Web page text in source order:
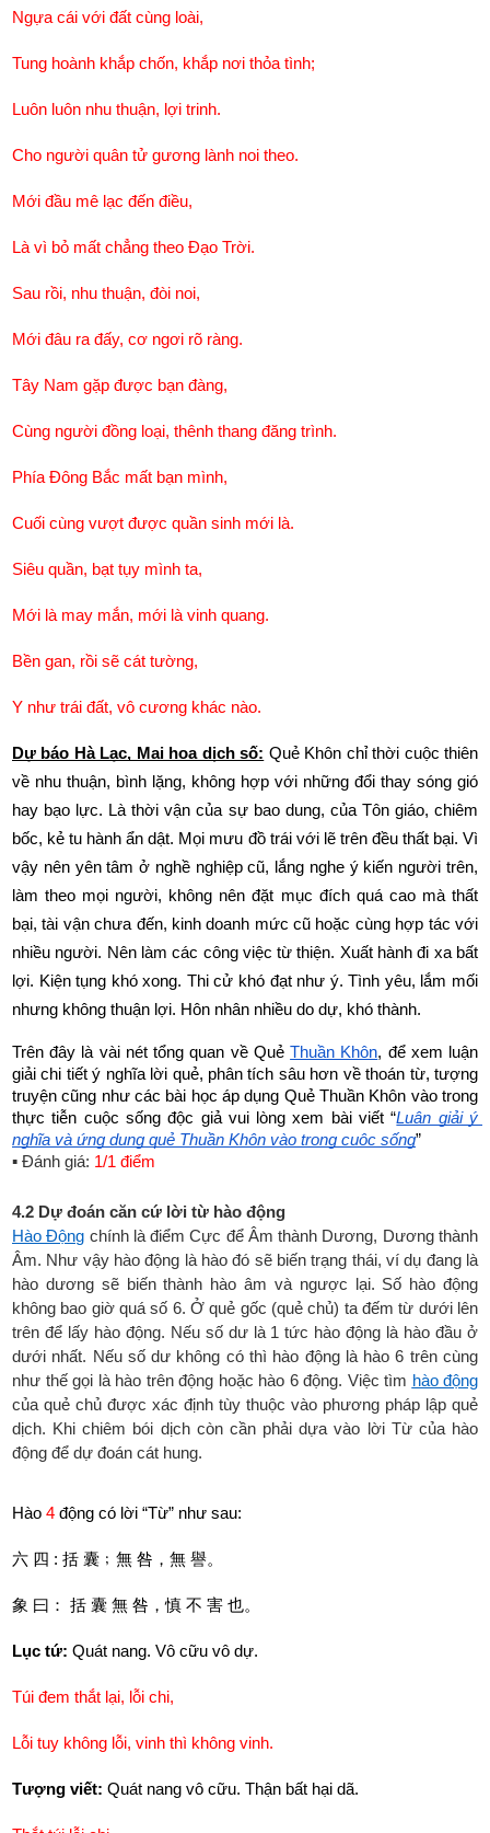
Ngựa cái với đất cùng loài,
Tung hoành khắp chốn, khắp nơi thỏa tình;
Luôn luôn nhu thuận, lợi trinh.
Cho người quân tử gương lành noi theo.
Mới đầu mê lạc đến điều,
Là vì bỏ mất chẳng theo Đạo Trời.
Sau rồi, nhu thuận, đòi noi,
Mới đâu ra đấy, cơ ngơi rõ ràng.
Tây Nam gặp được bạn đàng,
Cùng người đồng loại, thênh thang đăng trình.
Phía Đông Bắc mất bạn mình,
Cuối cùng vượt được quần sinh mới là.
Siêu quần, bạt tụy mình ta,
Mới là may mắn, mới là vinh quang.
Bền gan, rồi sẽ cát tường,
Y như trái đất, vô cương khác nào.
Dự báo Hà Lạc, Mai hoa dịch số: Quẻ Khôn chỉ thời cuộc thiên
về nhu thuận, bình lặng, không hợp với những đổi thay sóng gió
hay bạo lực. Là thời vận của sự bao dung, của Tôn giáo, chiêm
bốc, kẻ tu hành ẩn dật. Mọi mưu đồ trái với lẽ trên đều thất bại. Vì
vậy nên yên tâm ở nghề nghiệp cũ, lắng nghe ý kiến người trên,
làm theo mọi người, không nên đặt mục đích quá cao mà thất
bại, tài vận chưa đến, kinh doanh mức cũ hoặc cùng hợp tác với
nhiều người. Nên làm các công việc từ thiện. Xuất hành đi xa bất
lợi. Kiện tụng khó xong. Thi cử khó đạt như ý. Tình yêu, lắm mối
nhưng không thuận lợi. Hôn nhân nhiều do dự, khó thành.
Trên đây là vài nét tổng quan về Quẻ Thuần Khôn, để xem luận
giải chi tiết ý nghĩa lời quẻ, phân tích sâu hơn về thoán từ, tượng
truyện cũng như các bài học áp dụng Quẻ Thuần Khôn vào trong
thực tiễn cuộc sống độc giả vui lòng xem bài viết “Luận giải ý
nghĩa và ứng dụng quẻ Thuần Khôn vào trong cuộc sống”
▪ Đánh giá: 1/1 điểm
4.2 Dự đoán căn cứ lời từ hào động
Hào Động chính là điểm Cực để Âm thành Dương, Dương thành
Âm. Như vậy hào động là hào đó sẽ biến trạng thái, ví dụ đang là
hào dương sẽ biến thành hào âm và ngược lại. Số hào động
không bao giờ quá số 6. Ở quẻ gốc (quẻ chủ) ta đếm từ dưới lên
trên để lấy hào động. Nếu số dư là 1 tức hào động là hào đầu ở
dưới nhất. Nếu số dư không có thì hào động là hào 6 trên cùng
như thế gọi là hào trên động hoặc hào 6 động. Việc tìm hào động
của quẻ chủ được xác định tùy thuộc vào phương pháp lập quẻ
dịch. Khi chiêm bói dịch còn cần phải dựa vào lời Từ của hào
động để dự đoán cát hung.
Hào 4 động có lời “Từ” như sau:
六 四 : 括 囊 ﹔無 咎，無 譽。
象 曰： 括 囊 無 咎，慎 不 害 也。
Lục tứ: Quát nang. Vô cữu vô dự.
Túi đem thắt lại, lỗi chi,
Lỗi tuy không lỗi, vinh thì không vinh.
Tượng viết: Quát nang vô cữu. Thận bất hại dã.